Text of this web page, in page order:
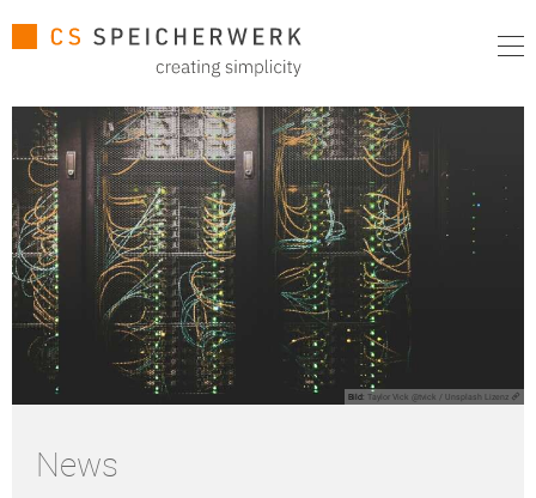
Bild: Taylor Vick @tvick / Unsplash Lizenz
News